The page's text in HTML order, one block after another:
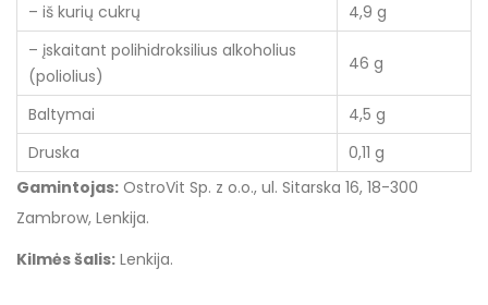
– iš kurių cukrų
4,9 g
– įskaitant polihidroksilius alkoholius
(poliolius)
46 g
Baltymai
4,5 g
Druska
0,11 g
Gamintojas: OstroVit Sp. z o.o., ul. Sitarska 16, 18-300
Zambrow, Lenkija.
Kilmės šalis: Lenkija.